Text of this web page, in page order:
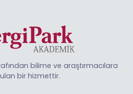
bilime ve araştırmacılara
bir hizmettir.